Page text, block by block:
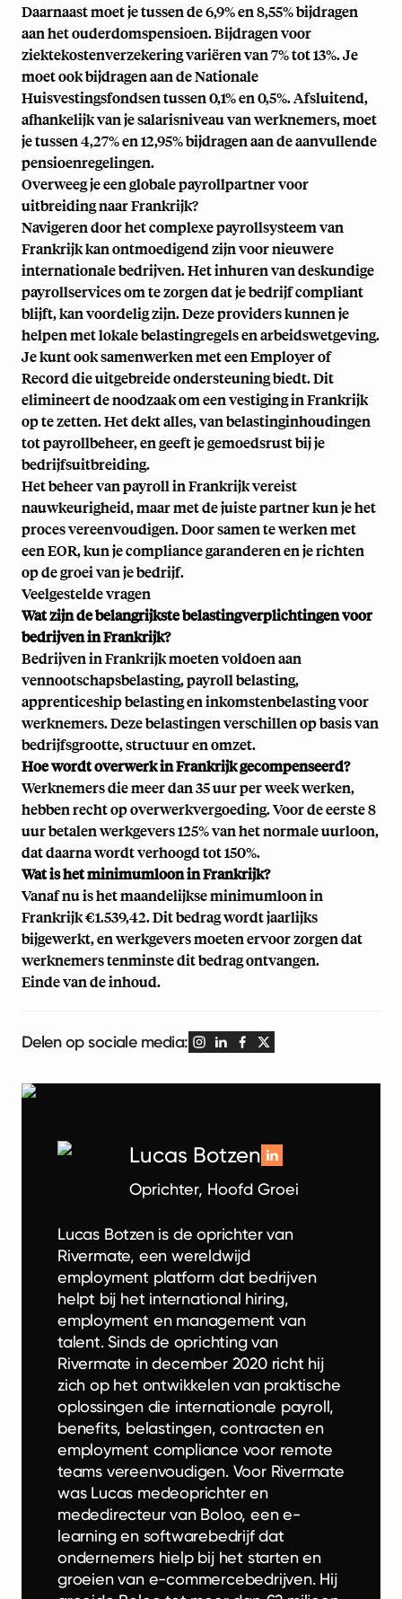
Daarnaast moet je tussen de 6,9% en 8,55% bijdragen
aan het ouderdomspensioen. Bijdragen voor
ziektekostenverzekering variëren van 7% tot 13%. Je
moet ook bijdragen aan de Nationale
Huisvestingsfondsen tussen 0,1% en 0,5%. Afsluitend,
afhankelijk van je salarisniveau van werknemers, moet
je tussen 4,27% en 12,95% bijdragen aan de aanvullende
pensioenregelingen.
Overweeg je een globale payrollpartner voor
uitbreiding naar Frankrijk?
Navigeren door het complexe payrollsysteem van
Frankrijk kan ontmoedigend zijn voor nieuwere
internationale bedrijven. Het inhuren van deskundige
payrollservices om te zorgen dat je bedrijf compliant
blijft, kan voordelig zijn. Deze providers kunnen je
helpen met lokale belastingregels en arbeidswetgeving.
Je kunt ook samenwerken meteen Employer of
Recorddie uitgebreide ondersteuning biedt. Dit
elimineert de noodzaak om een vestiging in Frankrijk
op te zetten. Het dekt alles, van belastinginhoudingen
tot payrollbeheer, en geeft je gemoedsrust bij je
bedrijfsuitbreiding.
Het beheer van payroll in Frankrijk vereist
nauwkeurigheid, maar met de juiste partner kun je het
proces vereenvoudigen. Door samen te werken met
een EOR, kun je compliance garanderen en je richten
op de groei van je bedrijf.
Veelgestelde vragen
Wat zijn de belangrijkste belastingverplichtingen voor
bedrijven in Frankrijk?
Bedrijven in Frankrijk moeten voldoen aan
vennootschapsbelasting, payroll belasting,
apprenticeship belasting en inkomstenbelasting voor
werknemers. Deze belastingen verschillen op basis van
bedrijfsgrootte, structuur en omzet.
Hoe wordt overwerk in Frankrijk gecompenseerd?
Werknemers die meer dan 35 uur per week werken,
hebben recht op overwerkvergoeding. Voor de eerste 8
uur betalen werkgevers 125% van het normale uurloon,
dat daarna wordt verhoogd tot 150%.
Wat is het minimumloon in Frankrijk?
Vanaf nu is het maandelijkse minimumloon in
Frankrijk €1.539,42. Dit bedrag wordt jaarlijks
bijgewerkt, en werkgevers moeten ervoor zorgen dat
werknemers tenminste dit bedrag ontvangen.
Einde van de inhoud.
Delen op sociale media:
Lucas Botzen
Oprichter, Hoofd Groei
Lucas Botzen is de oprichter van
Rivermate, een wereldwijd
employment platform dat bedrijven
helpt bij het international hiring,
employment en management van
talent. Sinds de oprichting van
Rivermate in december 2020 richt hij
zich op het ontwikkelen van praktische
oplossingen die internationale payroll,
benefits, belastingen, contracten en
employment compliance voor remote
teams vereenvoudigen. Voor Rivermate
was Lucas medeoprichter en
mededirecteur van Boloo, een e-
learning en softwarebedrijf dat
ondernemers hielp bij het starten en
groeien van e-commercebedrijven. Hij